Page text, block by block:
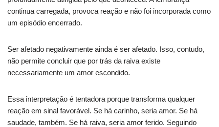
continua carregada, provoca reação e não foi incorporada como
um episódio encerrado.
Ser afetado negativamente ainda é ser afetado. Isso, contudo,
não permite concluir que por trás da raiva existe
necessariamente um amor escondido.
Essa interpretação é tentadora porque transforma qualquer
reação em sinal favorável. Se há carinho, seria amor. Se há
saudade, também. Se há raiva, seria amor ferido. Seguindo